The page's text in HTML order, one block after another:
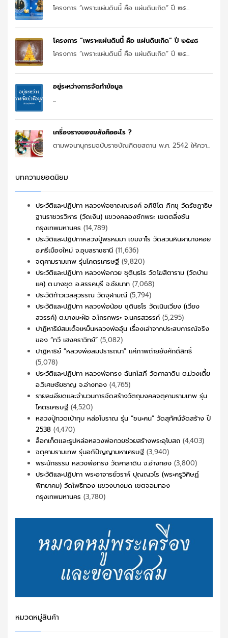
โครงการ “เพราะแผ่นดินนี้ คือ แผ่นดินเกิด” ปี ๒๕...
โครงการ “เพราะแผ่นดินนี้ คือ แผ่นดินเกิด” ปี ๒๕๔๘
โครงการ “เพราะแผ่นดินนี้ คือ แผ่นดินเกิด” ปี ๒๕...
อยู่ระหว่างการจัดทำข้อมูล
...
เครื่องรางของขลังคืออะไร ?
ตามพจนานุกรมฉบับราชบัณฑิตยสถาน พ.ศ. 2542 ให้ควา...
บทความยอดนิยม
ประวัติและปฏิปทา หลวงพ่อชาญณรงค์ อภิชิโต ภิกขุ วัดรัชฎาธิษ
ฐานราชวรวิหาร (วัดเงิน) แขวงคลองชักพระ เขตตลิ่งชัน
กรุงเทพมหานคร (14,789)
ประวัติและปฏิปทาหลวงปู่พรหมมา เขมจาโร วัดสวนหินผานางคอย
อ.ศรีเมืองใหม่ จ.อุบลราชธานี (11,636)
จตุคามรามเทพ รุ่นโคตรเศรษฐี (9,820)
ประวัติและปฏิปทา หลวงพ่อกวย ชุตินฺธโร วัดโฆสิตาราม (วัดบ้าน
แค) ต.บางขุด อ.สรรคบุรี จ.ชัยนาท (7,068)
ประวัติท้าวเวสสุวรรณ วัดจุฬามณี (5,794)
ประวัติและปฏิปทา หลวงพ่อน้อย ชุตินธโร วัดเนินเวียง (เวียง
สวรรค์) ต.บางมะฝ่อ อ.โกรกพระ จ.นครสวรรค์ (5,295)
ปาฏิหาริย์สมเด็จเหม็นหลวงพ่ออุ้น เรื่องเล่าจากประสบการณ์จริง
ของ “ทวี เฮงคราวิทย์” (5,082)
ปาฏิหาริย์ “หลวงพ่อสมปรารถนา” แค่ภาพถ่ายยังศักดิ์สิทธิ์
(5,078)
ประวัติและปฏิปทา หลวงพ่อทรง ฉันทโสภี วัดศาลาดิน ต.ม่วงเตี้ย
อ.วิเศษชัยชาญ จ.อ่างทอง (4,765)
รายละเอียดและจำนวนการจัดสร้างวัตถุมงคลจตุคามรามเทพ รุ่น
โคตรเศรษฐี (4,520)
หลวงปู่ทวดเบ้าทุบ หล่อโบราณ รุ่น “ชนะคน” วัดสุทัศน์จัดสร้าง ปี
2538 (4,470)
ล็อกเก็ตเเละรูปหล่อหลวงพ่อกวยช่วยสร้างพระอุโบสถ (4,403)
จตุคามรามเทพ รุ่นอภิปัญญามหาเศรษฐี (3,940)
พระนักธรรม หลวงพ่อทรง วัดศาลาดิน จ.อ่างทอง (3,800)
ประวัติและปฏิปทา พระอาจารย์วราห์ ปุญญวโร (พระครูวิศิษฏ์
พิทยาคม) วัดโพธิทอง แขวงบางมด เขตจอมทอง
กรุงเทพมหานคร (3,780)
หมวดหมู่สินค้า